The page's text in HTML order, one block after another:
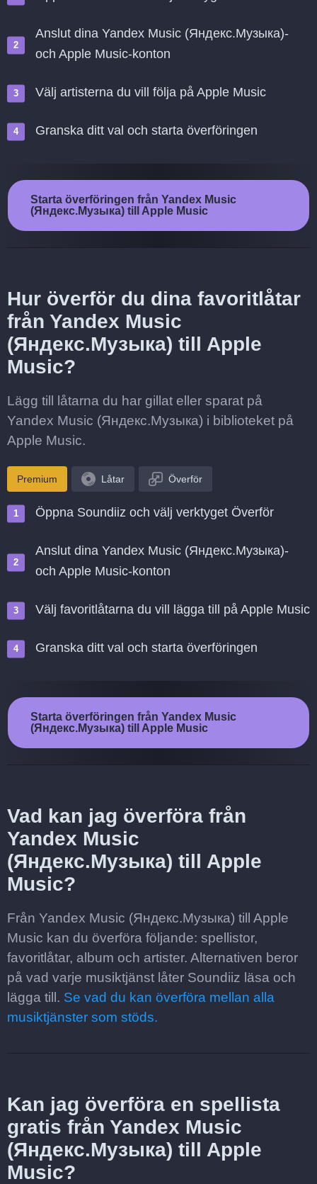
Anslut dina Yandex Music (Яндекс.Музыка)-
och Apple Music-konton
Välj artisterna du vill följa på Apple Music
Granska ditt val och starta överföringen
Starta överföringen från Yandex Music
(Яндекс.Музыка) till Apple Music
Hur överför du dina favoritlåtar
från Yandex Music
(Яндекс.Музыка) till Apple
Music?
Lägg till låtarna du har gillat eller sparat på
Yandex Music (Яндекс.Музыка) i biblioteket på
Apple Music.
Premium Låtar Överför
Öppna Soundiiz och välj verktyget Överför
Anslut dina Yandex Music (Яндекс.Музыка)-
och Apple Music-konton
Välj favoritlåtarna du vill lägga till på Apple Music
Granska ditt val och starta överföringen
Starta överföringen från Yandex Music
(Яндекс.Музыка) till Apple Music
Vad kan jag överföra från
Yandex Music
(Яндекс.Музыка) till Apple
Music?
Från Yandex Music (Яндекс.Музыка) till Apple
Music kan du överföra följande: spellistor,
favoritlåtar, album och artister. Alternativen beror
på vad varje musiktjänst låter Soundiiz läsa och
lägga till. Se vad du kan överföra mellan alla
musiktjänster som stöds.
Kan jag överföra en spellista
gratis från Yandex Music
(Яндекс.Музыка) till Apple
Music?